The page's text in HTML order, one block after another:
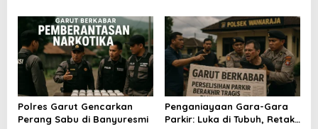
Polres Garut Gencarkan
Perang Sabu di Banyuresmi
Penganiayaan Gara-Gara
Parkir: Luka di Tubuh, Retak